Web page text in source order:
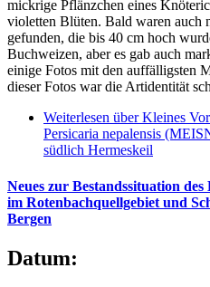
mickrige Pflänzchen eines
violetten Blüten. Bald waren auch
gefunden, die bis 40 cm hoch
Buchweizen, aber es gab auch
einige Fotos mit den auffälligsten
dieser Fotos war die Artidentität
Weiterlesen über Kleines
Persicaria nepalensis
südlich Hermeskeil
Neues zur Bestandssituation
im Rotenbachquellgebiet und
Bergen
Datum: